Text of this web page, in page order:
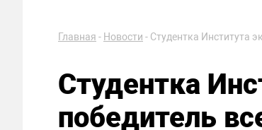
Главная - Новости - Студентка Института
Студентка
победитель